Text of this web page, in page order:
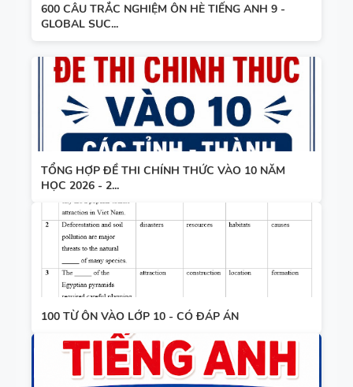
600 CÂU TRẮC NGHIỆM ÔN HÈ TIẾNG ANH 9 -
GLOBAL SUC...
TỔNG HỢP ĐỀ THI CHÍNH THỨC VÀO 10 NĂM
HỌC 2026 - 2...
100 TỪ ÔN VÀO LỚP 10 - CÓ ĐÁP ÁN